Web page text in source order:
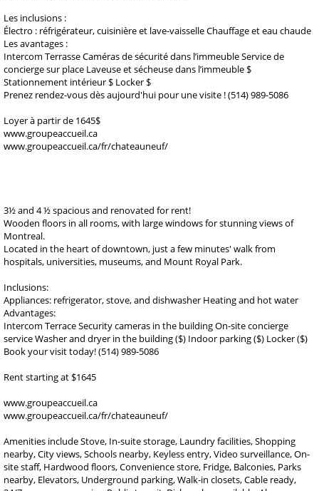
Les inclusions :
Électro : réfrigérateur, cuisinière et lave-vaisselle Chauffage et eau chaude
Les avantages :
Intercom Terrasse Caméras de sécurité dans l’immeuble Service de
concierge sur place Laveuse et sécheuse dans l’immeuble $
Stationnement intérieur $ Locker $
Prenez rendez-vous dès aujourd'hui pour une visite ! (514) 989-5086
Loyer à partir de 1645$
www.groupeaccueil.ca
www.groupeaccueil.ca/fr/chateauneuf/
3½ and 4 ½ spacious and renovated for rent!
Wooden floors in all rooms, with large windows for stunning views of
Montreal.
Located in the heart of downtown, just a few minutes' walk from
hospitals, universities, museums, and Mount Royal Park.
Inclusions:
Appliances: refrigerator, stove, and dishwasher Heating and hot water
Advantages:
Intercom Terrace Security cameras in the building On-site concierge
service Washer and dryer in the building ($) Indoor parking ($) Locker ($)
Book your visit today! (514) 989-5086
Rent starting at $1645
www.groupeaccueil.ca
www.groupeaccueil.ca/fr/chateauneuf/
Amenities include Stove, In-suite storage, Laundry facilities, Shopping
nearby, City views, Schools nearby, Keyless entry, Video surveillance, On-
site staff, Hardwood floors, Convenience store, Fridge, Balconies, Parks
nearby, Elevators, Underground parking, Walk-in closets, Cable ready,